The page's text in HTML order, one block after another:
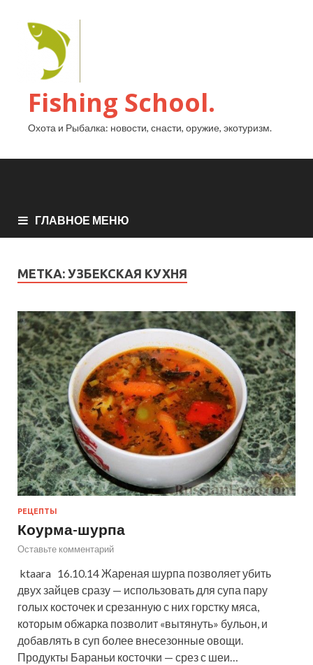
Fishing School.
Охота и Рыбалка: новости, снасти, оружие, экотуризм.
ГЛАВНОЕ МЕНЮ
МЕТКА: УЗБЕКСКАЯ КУХНЯ
РЕЦЕПТЫ
Коурма-шурпа
Оставьте комментарий
ktaara 16.10.14 Жареная шурпа позволяет убить
двух зайцев сразу — использовать для супа пару
голых косточек и срезанную с них горстку мяса,
которым обжарка позволит «вытянуть» бульон, и
добавлять в суп более внесезонные овощи.
Продукты Бараньи косточки — срез с шеи…